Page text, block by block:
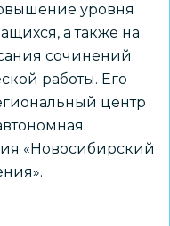
уровня
а также на
сочинений
работы. Его
центр
«Новосибирский